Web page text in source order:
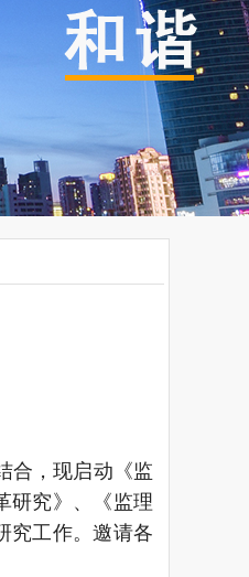
合，现启动《监
研究》、《监理
究工作。邀请各